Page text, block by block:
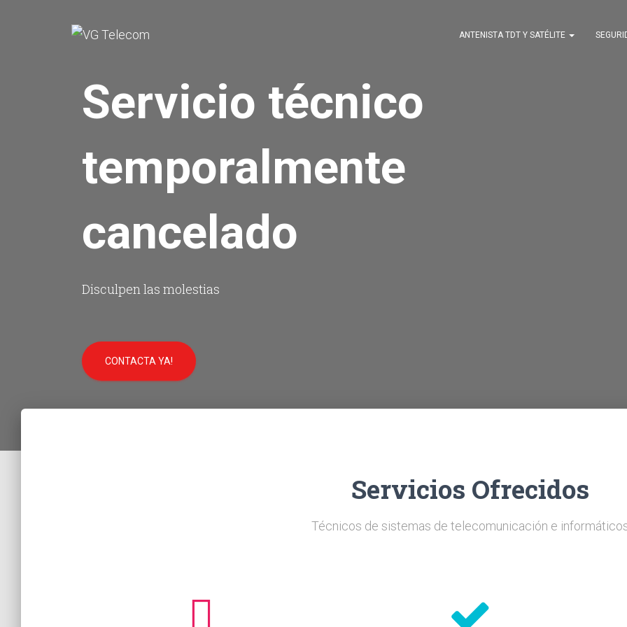
ANTENISTA TDT Y SATÉLITE
Servicio técnico
temporalmente
cancelado
Disculpen las molestias
CONTACTA YA!
Servicios Ofrecidos
Técnicos de sistemas de telecomunicación e